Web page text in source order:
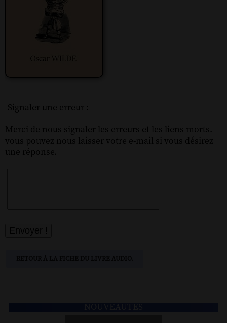
Signaler une erreur :
Merci de nous signaler les erreurs et les liens morts.
vous pouvez nous laisser votre e-mail si vous désirez
une réponse.